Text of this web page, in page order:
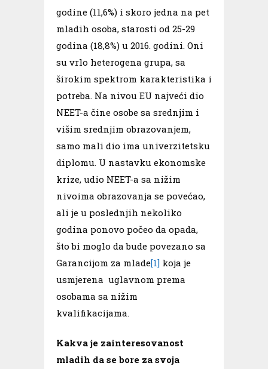
godine (11,6%) i skoro jedna na pet
mladih osoba, starosti od 25-29
godina (18,8%) u 2016. godini. Oni
su vrlo heterogena grupa, sa
širokim spektrom karakteristika i
potreba. Na nivou EU najveći dio
NEET-a čine osobe sa srednjim i
višim srednjim obrazovanjem,
samo mali dio ima univerzitetsku
diplomu. U nastavku ekonomske
krize, udio NEET-a sa nižim
nivoima obrazovanja se povećao,
ali je u poslednjih nekoliko
godina ponovo počeo da opada,
što bi moglo da bude povezano sa
Garancijom za mlade[1] koja je
usmjerena uglavnom prema
osobama sa nižim
kvalifikacijama.
Kakva je zainteresovanost
mladih da se bore za svoja